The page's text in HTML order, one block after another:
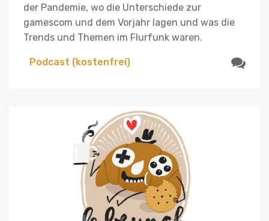
der Pandemie, wo die Unterschiede zur
gamescom und dem Vorjahr lagen und was die
Trends und Themen im Flurfunk waren.
Podcast (kostenfrei)